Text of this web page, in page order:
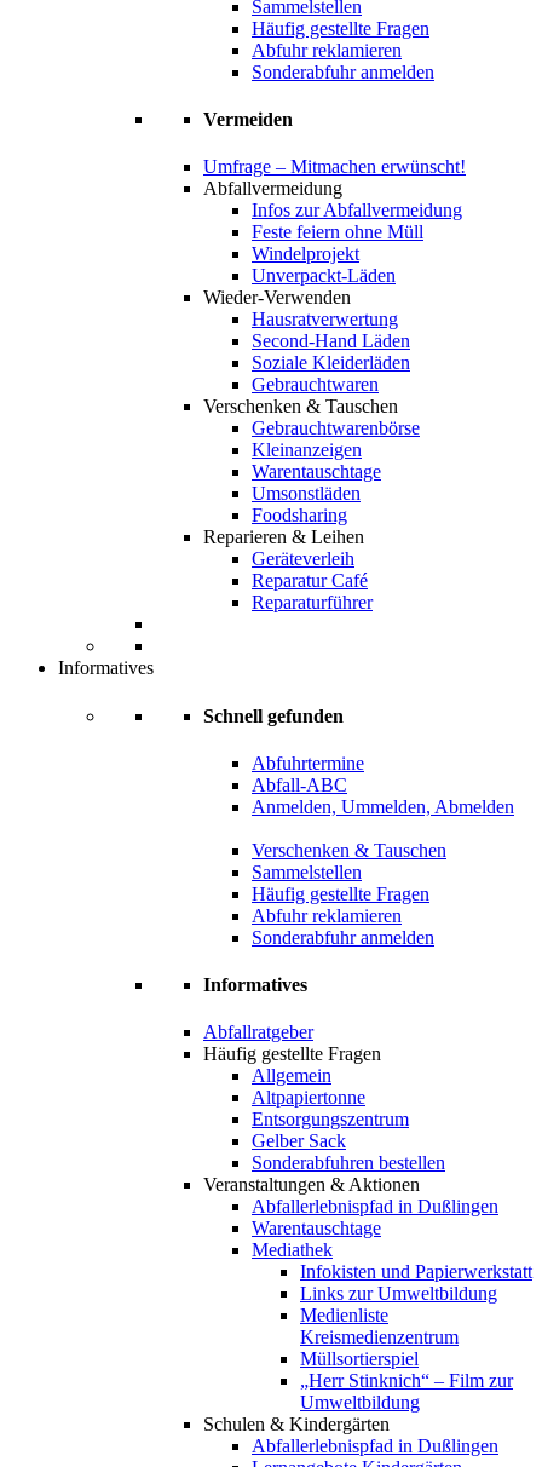
Sammelstellen
Häufig gestellte Fragen
Abfuhr reklamieren
Sonderabfuhr anmelden
Vermeiden
Umfrage – Mitmachen erwünscht!
Abfallvermeidung
Infos zur Abfallvermeidung
Feste feiern ohne Müll
Windelprojekt
Unverpackt-Läden
Wieder-Verwenden
Hausratverwertung
Second-Hand Läden
Soziale Kleiderläden
Gebrauchtwaren
Verschenken & Tauschen
Gebrauchtwarenbörse
Kleinanzeigen
Warentauschtage
Umsonstläden
Foodsharing
Reparieren & Leihen
Geräteverleih
Reparatur Café
Reparaturführer
Informatives
Schnell gefunden
Abfuhrtermine
Abfall-ABC
Anmelden, Ummelden, Abmelden
Verschenken & Tauschen
Sammelstellen
Häufig gestellte Fragen
Abfuhr reklamieren
Sonderabfuhr anmelden
Informatives
Abfallratgeber
Häufig gestellte Fragen
Allgemein
Altpapiertonne
Entsorgungszentrum
Gelber Sack
Sonderabfuhren bestellen
Veranstaltungen & Aktionen
Abfallerlebnispfad in Dußlingen
Warentauschtage
Mediathek
Infokisten und Papierwerkstatt
Links zur Umweltbildung
Medienliste
Kreismedienzentrum
Müllsortierspiel
„Herr Stinknich“ – Film zur
Umweltbildung
Schulen & Kindergärten
Abfallerlebnispfad in Dußlingen